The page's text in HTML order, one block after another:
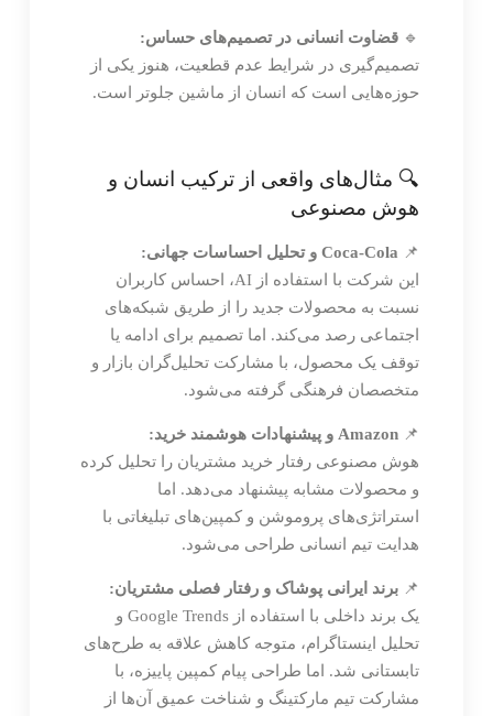
🔹 قضاوت انسانی در تصمیم‌های حساس:
تصمیم‌گیری در شرایط عدم قطعیت، هنوز یکی از
حوزه‌هایی است که انسان از ماشین جلوتر است.
🔍 مثال‌های واقعی از ترکیب انسان و
هوش مصنوعی
📌 Coca-Cola و تحلیل احساسات جهانی:
این شرکت با استفاده از AI، احساس کاربران
نسبت به محصولات جدید را از طریق شبکه‌های
اجتماعی رصد می‌کند. اما تصمیم برای ادامه یا
توقف یک محصول، با مشارکت تحلیل‌گران بازار و
متخصصان فرهنگی گرفته می‌شود.
📌 Amazon و پیشنهادات هوشمند خرید:
هوش مصنوعی رفتار خرید مشتریان را تحلیل کرده
و محصولات مشابه پیشنهاد می‌دهد. اما
استراتژی‌های پروموشن و کمپین‌های تبلیغاتی با
هدایت تیم انسانی طراحی می‌شود.
📌 برند ایرانی پوشاک و رفتار فصلی مشتریان:
یک برند داخلی با استفاده از Google Trends و
تحلیل اینستاگرام، متوجه کاهش علاقه به طرح‌های
تابستانی شد. اما طراحی پیام کمپین پاییزه، با
مشارکت تیم مارکتینگ و شناخت عمیق آن‌ها از